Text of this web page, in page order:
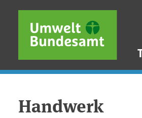
Direkt zum Inhalt
Direkt zum Hauptmenü
Direkt zur Fußzeile
Handwerk